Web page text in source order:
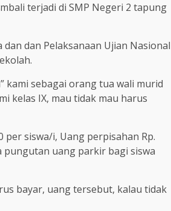
terjadi di SMP Negeri 2 tapung
dan Pelaksanaan Ujian Nasional
kami sebagai orang tua wali murid
kelas IX, mau tidak mau harus
per siswa/i, Uang perpisahan Rp.
pungutan uang parkir bagi siswa
bayar, uang tersebut, kalau tidak